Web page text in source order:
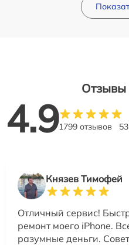
Отзывы
4.91799 отзывов
Князев Тимофей
Отличный сервис!
ремонт моего iPhone.
разумные деньги.